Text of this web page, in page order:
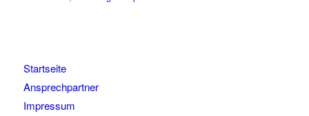
Startseite
Ansprechpartner
Impressum